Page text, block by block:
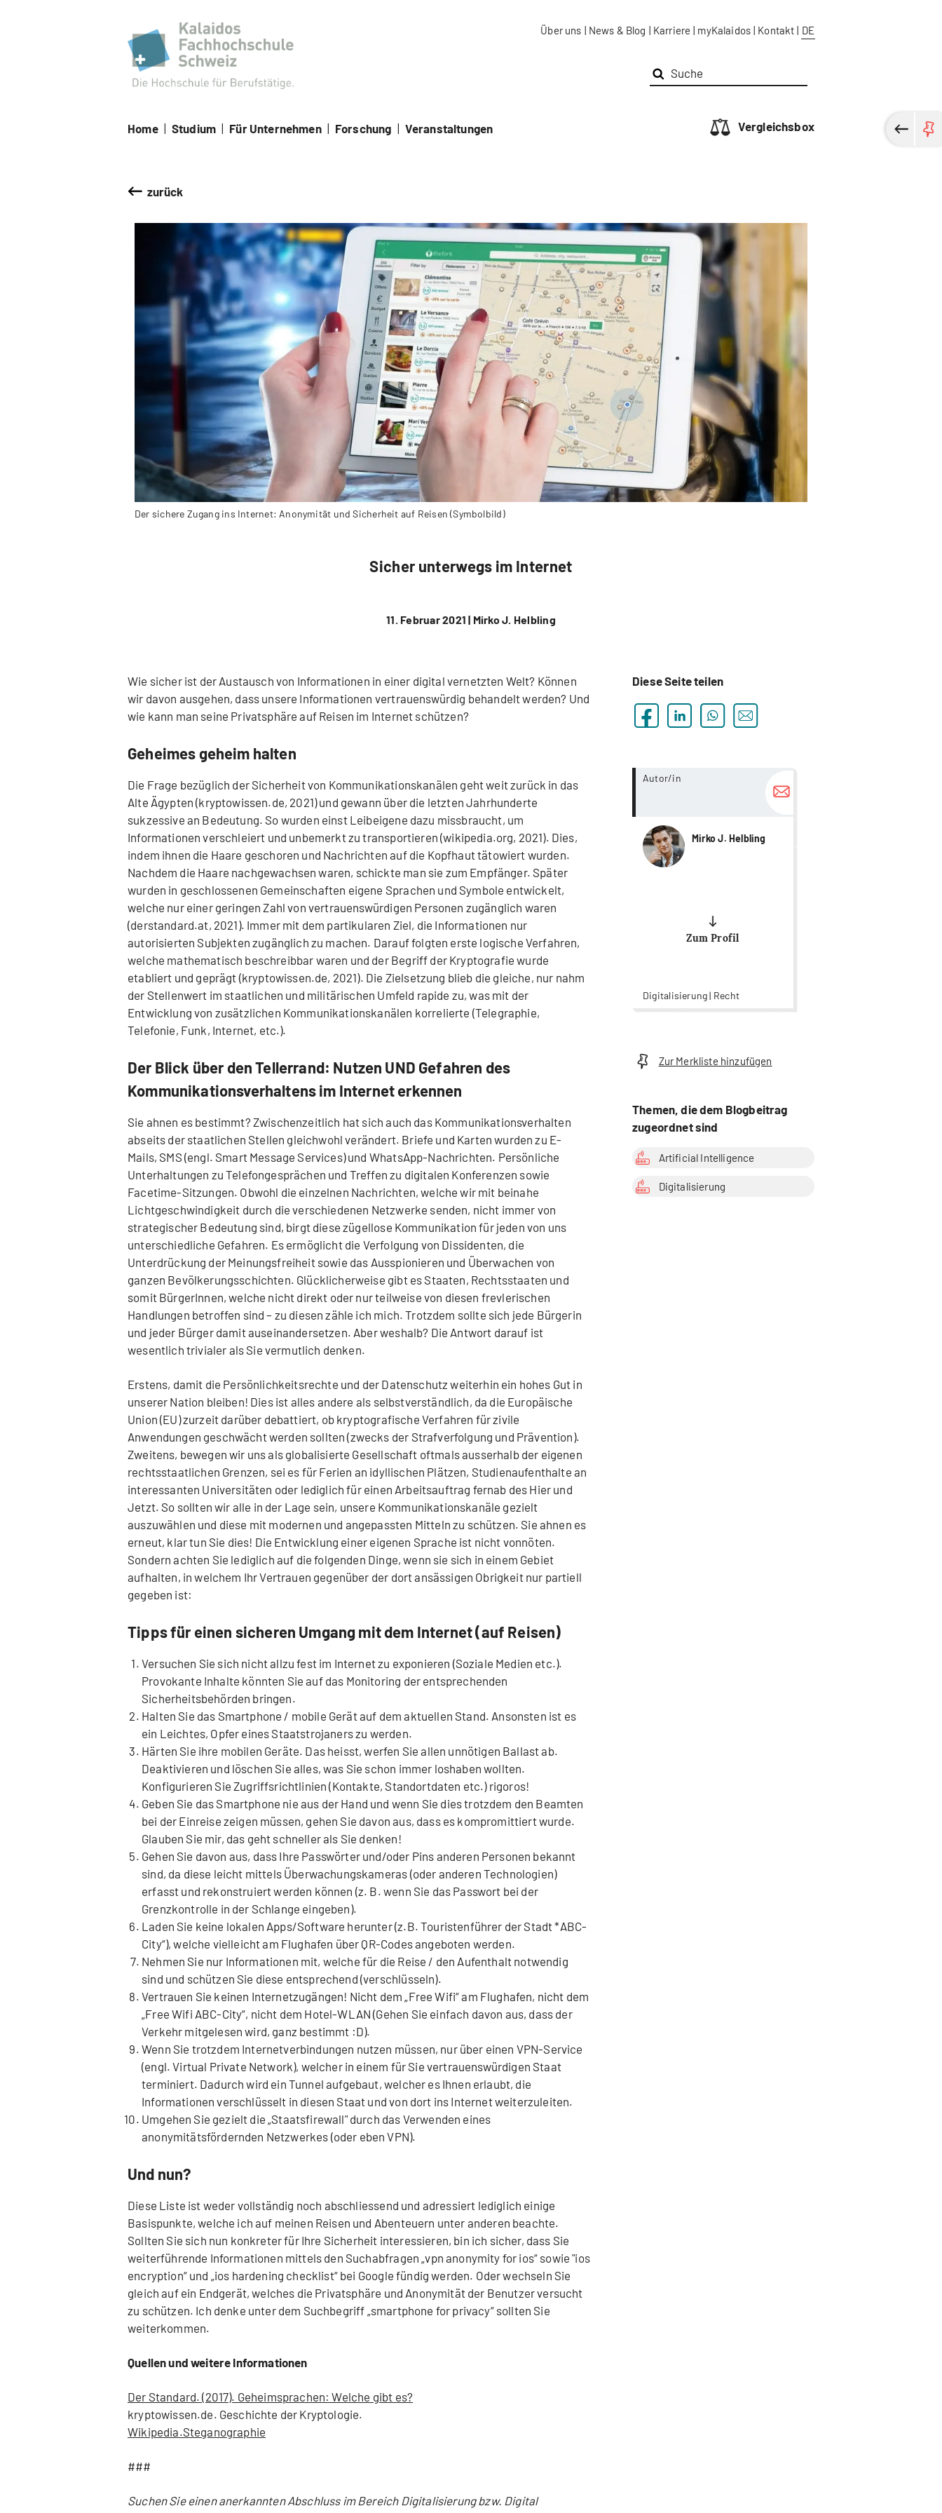
Über uns | News & Blog | Karriere | myKalaidos | Kontakt | DE
Home Studium Für Unternehmen Forschung Veranstaltungen Vergleichsbox
zurück
Der sichere Zugang ins Internet: Anonymität und Sicherheit auf Reisen (Symbolbild)
Sicher unterwegs im Internet
11. Februar 2021 | Mirko J. Helbling
Wie sicher ist der Austausch von Informationen in einer digital vernetzten Welt? Können
wir davon ausgehen, dass unsere Informationen vertrauenswürdig behandelt werden? Und
wie kann man seine Privatsphäre auf Reisen im Internet schützen?
Geheimes geheim halten
Die Frage bezüglich der Sicherheit von Kommunikationskanälen geht weit zurück in das
Alte Ägypten (kryptowissen.de, 2021) und gewann über die letzten Jahrhunderte
sukzessive an Bedeutung. So wurden einst Leibeigene dazu missbraucht, um
Informationen verschleiert und unbemerkt zu transportieren (wikipedia.org, 2021). Dies,
indem ihnen die Haare geschoren und Nachrichten auf die Kopfhaut tätowiert wurden.
Nachdem die Haare nachgewachsen waren, schickte man sie zum Empfänger. Später
wurden in geschlossenen Gemeinschaften eigene Sprachen und Symbole entwickelt,
welche nur einer geringen Zahl von vertrauenswürdigen Personen zugänglich waren
(derstandard.at, 2021). Immer mit dem partikularen Ziel, die Informationen nur
autorisierten Subjekten zugänglich zu machen. Darauf folgten erste logische Verfahren,
welche mathematisch beschreibbar waren und der Begriff der Kryptografie wurde
etabliert und geprägt (kryptowissen.de, 2021). Die Zielsetzung blieb die gleiche, nur nahm
der Stellenwert im staatlichen und militärischen Umfeld rapide zu, was mit der
Entwicklung von zusätzlichen Kommunikationskanälen korrelierte (Telegraphie,
Telefonie, Funk, Internet, etc.).
Der Blick über den Tellerrand: Nutzen UND Gefahren des
Kommunikationsverhaltens im Internet erkennen
Sie ahnen es bestimmt? Zwischenzeitlich hat sich auch das Kommunikationsverhalten
abseits der staatlichen Stellen gleichwohl verändert. Briefe und Karten wurden zu E-
Mails, SMS (engl. Smart Message Services) und WhatsApp-Nachrichten. Persönliche
Unterhaltungen zu Telefongesprächen und Treffen zu digitalen Konferenzen sowie
Facetime-Sitzungen. Obwohl die einzelnen Nachrichten, welche wir mit beinahe
Lichtgeschwindigkeit durch die verschiedenen Netzwerke senden, nicht immer von
strategischer Bedeutung sind, birgt diese zügellose Kommunikation für jeden von uns
unterschiedliche Gefahren. Es ermöglicht die Verfolgung von Dissidenten, die
Unterdrückung der Meinungsfreiheit sowie das Ausspionieren und Überwachen von
ganzen Bevölkerungsschichten. Glücklicherweise gibt es Staaten, Rechtsstaaten und
somit BürgerInnen, welche nicht direkt oder nur teilweise von diesen frevlerischen
Handlungen betroffen sind – zu diesen zähle ich mich. Trotzdem sollte sich jede Bürgerin
und jeder Bürger damit auseinandersetzen. Aber weshalb? Die Antwort darauf ist
wesentlich trivialer als Sie vermutlich denken.
Erstens, damit die Persönlichkeitsrechte und der Datenschutz weiterhin ein hohes Gut in
unserer Nation bleiben! Dies ist alles andere als selbstverständlich, da die Europäische
Union (EU) zurzeit darüber debattiert, ob kryptografische Verfahren für zivile
Anwendungen geschwächt werden sollten (zwecks der Strafverfolgung und Prävention).
Zweitens, bewegen wir uns als globalisierte Gesellschaft oftmals ausserhalb der eigenen
rechtsstaatlichen Grenzen, sei es für Ferien an idyllischen Plätzen, Studienaufenthalte an
interessanten Universitäten oder lediglich für einen Arbeitsauftrag fernab des Hier und
Jetzt. So sollten wir alle in der Lage sein, unsere Kommunikationskanäle gezielt
auszuwählen und diese mit modernen und angepassten Mitteln zu schützen. Sie ahnen es
erneut, klar tun Sie dies! Die Entwicklung einer eigenen Sprache ist nicht vonnöten.
Sondern achten Sie lediglich auf die folgenden Dinge, wenn sie sich in einem Gebiet
aufhalten, in welchem Ihr Vertrauen gegenüber der dort ansässigen Obrigkeit nur partiell
gegeben ist:
Tipps für einen sicheren Umgang mit dem Internet (auf Reisen)
Versuchen Sie sich nicht allzu fest im Internet zu exponieren (Soziale Medien etc.).
Provokante Inhalte könnten Sie auf das Monitoring der entsprechenden
Sicherheitsbehörden bringen.
Halten Sie das Smartphone / mobile Gerät auf dem aktuellen Stand. Ansonsten ist es
ein Leichtes, Opfer eines Staatstrojaners zu werden.
Härten Sie ihre mobilen Geräte. Das heisst, werfen Sie allen unnötigen Ballast ab.
Deaktivieren und löschen Sie alles, was Sie schon immer loshaben wollten.
Konfigurieren Sie Zugriffsrichtlinien (Kontakte, Standortdaten etc.) rigoros!
Geben Sie das Smartphone nie aus der Hand und wenn Sie dies trotzdem den Beamten
bei der Einreise zeigen müssen, gehen Sie davon aus, dass es kompromittiert wurde.
Glauben Sie mir, das geht schneller als Sie denken!
Gehen Sie davon aus, dass Ihre Passwörter und/oder Pins anderen Personen bekannt
sind, da diese leicht mittels Überwachungskameras (oder anderen Technologien)
erfasst und rekonstruiert werden können (z. B. wenn Sie das Passwort bei der
Grenzkontrolle in der Schlange eingeben).
Laden Sie keine lokalen Apps/Software herunter (z.B. Touristenführer der Stadt *ABC-
City“), welche vielleicht am Flughafen über QR-Codes angeboten werden.
Nehmen Sie nur Informationen mit, welche für die Reise / den Aufenthalt notwendig
sind und schützen Sie diese entsprechend (verschlüsseln).
Vertrauen Sie keinen Internetzugängen! Nicht dem „Free Wifi“ am Flughafen, nicht dem
„Free Wifi ABC-City“, nicht dem Hotel-WLAN (Gehen Sie einfach davon aus, dass der
Verkehr mitgelesen wird, ganz bestimmt :D).
Wenn Sie trotzdem Internetverbindungen nutzen müssen, nur über einen VPN-Service
(engl. Virtual Private Network), welcher in einem für Sie vertrauenswürdigen Staat
terminiert. Dadurch wird ein Tunnel aufgebaut, welcher es Ihnen erlaubt, die
Informationen verschlüsselt in diesen Staat und von dort ins Internet weiterzuleiten.
Umgehen Sie gezielt die „Staatsfirewall" durch das Verwenden eines
anonymitätsfördernden Netzwerkes (oder eben VPN).
Und nun?
Diese Liste ist weder vollständig noch abschliessend und adressiert lediglich einige
Basispunkte, welche ich auf meinen Reisen und Abenteuern unter anderen beachte.
Sollten Sie sich nun konkreter für Ihre Sicherheit interessieren, bin ich sicher, dass Sie
weiterführende Informationen mittels den Suchabfragen „vpn anonymity for ios“ sowie "ios
encryption“ und „ios hardening checklist“ bei Google fündig werden. Oder wechseln Sie
gleich auf ein Endgerät, welches die Privatsphäre und Anonymität der Benutzer versucht
zu schützen. Ich denke unter dem Suchbegriff „smartphone for privacy“ sollten Sie
weiterkommen.
Quellen und weitere Informationen
Der Standard. (2017). Geheimsprachen: Welche gibt es?
kryptowissen.de. Geschichte der Kryptologie.
Wikipedia.Steganographie
###
Suchen Sie einen anerkannten Abschluss im Bereich Digitalisierung bzw. Digital
Diese Seite teilen
Autor/in
Mirko J. Helbling
Zum Profil
Digitalisierung | Recht
more...
Zur Merkliste hinzufügen
Themen, die dem Blogbeitrag
zugeordnet sind
Artificial Intelligence
Digitalisierung